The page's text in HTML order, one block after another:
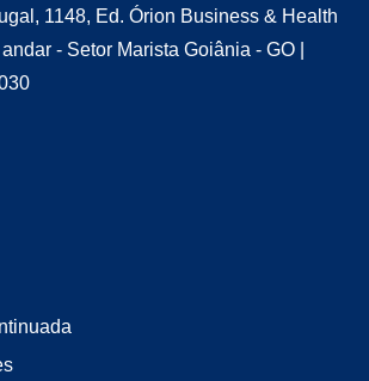
1148, Ed. Órion Business & Health
- Setor Marista Goiânia - GO |